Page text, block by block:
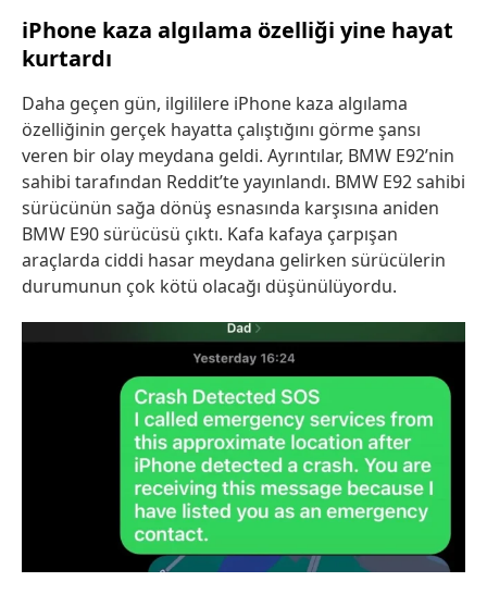
iPhone kaza algılama özelliği yine hayat
kurtardı
Daha geçen gün, ilgililere iPhone kaza algılama
özelliğinin gerçek hayatta çalıştığını görme şansı
veren bir olay meydana geldi. Ayrıntılar, BMW E92’nin
sahibi tarafından Reddit’te yayınlandı. BMW E92 sahibi
sürücünün sağa dönüş esnasında karşısına aniden
BMW E90 sürücüsü çıktı. Kafa kafaya çarpışan
araçlarda ciddi hasar meydana gelirken sürücülerin
durumunun çok kötü olacağı düşünülüyordu.